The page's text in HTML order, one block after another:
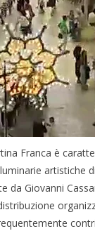
Franca è
da Giovanni